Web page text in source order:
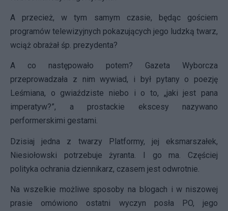
A przecież, w tym samym czasie, będąc gościem
programów telewizyjnych pokazujących jego ludzką twarz,
wciąż obrażał śp. prezydenta?
A co następowało potem? Gazeta Wyborcza
przeprowadzała z nim wywiad, i był pytany o poezję
Leśmiana, o gwiaździste niebo i o to, „jaki jest pana
imperatyw?”, a prostackie ekscesy nazywano
performerskimi gestami.
Dzisiaj jedna z twarzy Platformy, jej eksmarszałek,
Niesiołowski potrzebuje żyranta. I go ma. Częściej
polityka ochrania dziennikarz, czasem jest odwrotnie.
Na wszelkie możliwe sposoby na blogach i w niszowej
prasie omówiono ostatni wyczyn posła PO, jego